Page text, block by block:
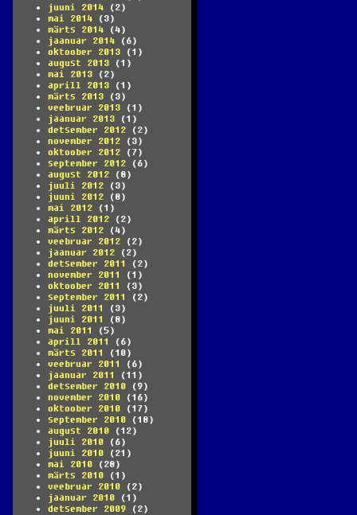
juuni 2014 (2)
mai 2014 (3)
märts 2014 (4)
jaanuar 2014 (6)
oktoober 2013 (1)
august 2013 (1)
mai 2013 (2)
aprill 2013 (1)
märts 2013 (3)
veebruar 2013 (1)
jaanuar 2013 (1)
detsember 2012 (2)
november 2012 (3)
oktoober 2012 (7)
september 2012 (6)
august 2012 (8)
juuli 2012 (3)
juuni 2012 (8)
mai 2012 (1)
aprill 2012 (2)
märts 2012 (4)
veebruar 2012 (2)
jaanuar 2012 (2)
detsember 2011
(2)
november 2011
(1)
oktoober 2011
(3)
september 2011
(2)
juuli 2011
(3)
juuni 2011
(8)
mai 2011
(5)
aprill 2011
(6)
märts 2011
(10)
veebruar 2011
(6)
jaanuar 2011
(11)
detsember 2010 (9)
november 2010 (16)
oktoober 2010 (17)
september 2010 (18)
august 2010 (12)
juuli 2010 (6)
juuni 2010 (21)
mai 2010 (28)
märts 2010 (1)
veebruar 2010 (2)
jaanuar 2010 (1)
detsember 2009 (2)